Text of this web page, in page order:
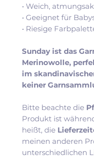
• Weich,
• Geeignet für
• Riesige
Sunday ist das
Merinowolle,
im
keiner
Bitte beachte die
Produkt ist
heißt, die
meinen anderen
unterschiedlichen